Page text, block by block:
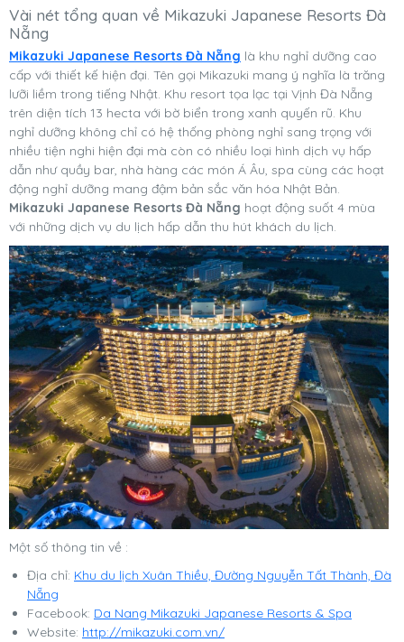
Vài nét tổng quan về Mikazuki Japanese Resorts Đà
Nẵng
Mikazuki Japanese Resorts Đà Nẵng là khu nghỉ dưỡng cao
cấp với thiết kế hiện đại. Tên gọi Mikazuki mang ý nghĩa là trăng
lưỡi liềm trong tiếng Nhật. Khu resort tọa lạc tại Vịnh Đà Nẵng
trên diện tích 13 hecta với bờ biển trong xanh quyến rũ. Khu
nghỉ dưỡng không chỉ có hệ thống phòng nghỉ sang trọng với
nhiều tiện nghi hiện đại mà còn có nhiều loại hình dịch vụ hấp
dẫn như quầy bar, nhà hàng các món Á Âu, spa cùng các hoạt
động nghỉ dưỡng mang đậm bản sắc văn hóa Nhật Bản.
Mikazuki Japanese Resorts Đà Nẵng hoạt động suốt 4 mùa
với những dịch vụ du lịch hấp dẫn thu hút khách du lịch.
Một số thông tin về :
Địa chỉ: Khu du lịch Xuân Thiều, Đường Nguyễn Tất Thành, Đà
Nẵng
Facebook: Da Nang Mikazuki Japanese Resorts & Spa
Website: http://mikazuki.com.vn/